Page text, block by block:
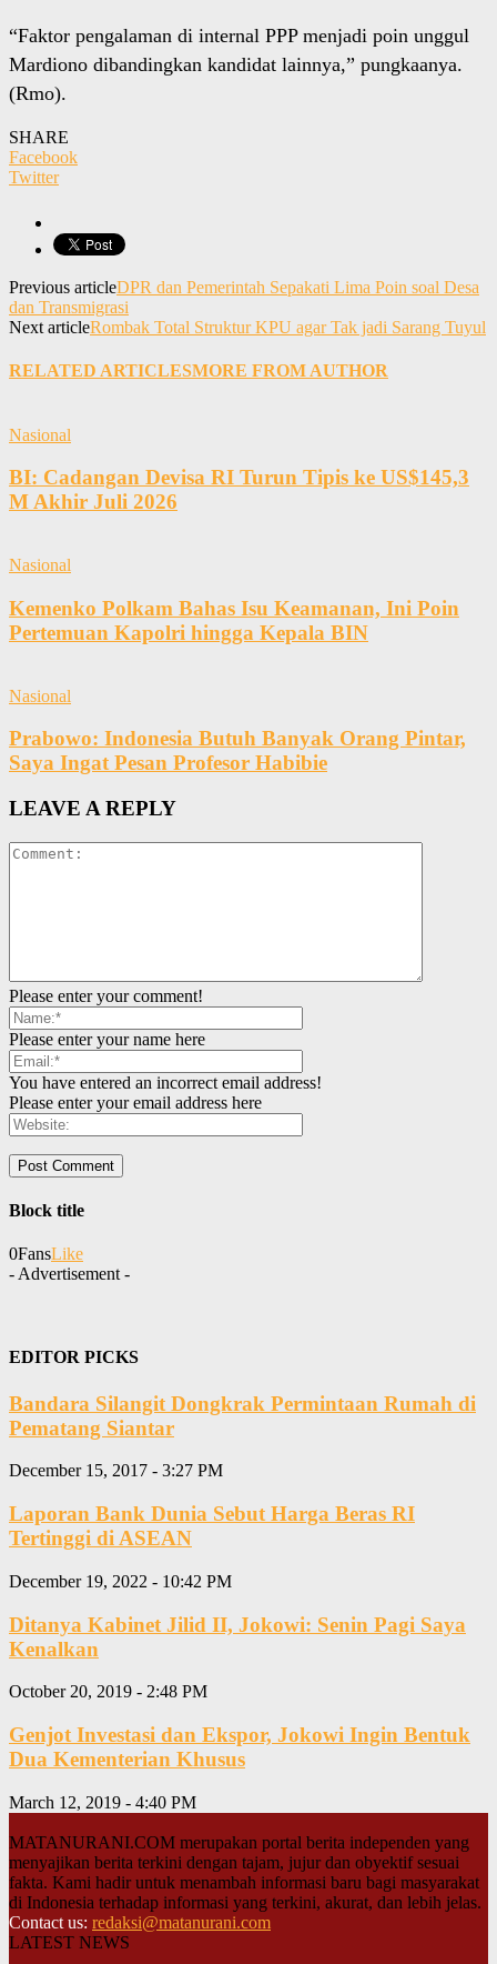
“Faktor pengalaman di internal PPP menjadi poin unggul
Mardiono dibandingkan kandidat lainnya,” pungkaanya.
(Rmo).
SHARE
Facebook
Twitter
Previous articleDPR dan Pemerintah Sepakati Lima Poin soal Desa
dan Transmigrasi
Next articleRombak Total Struktur KPU agar Tak jadi Sarang Tuyul
RELATED ARTICLESMORE FROM AUTHOR
Nasional
BI: Cadangan Devisa RI Turun Tipis ke US$145,3
M Akhir Juli 2026
Nasional
Kemenko Polkam Bahas Isu Keamanan, Ini Poin
Pertemuan Kapolri hingga Kepala BIN
Nasional
Prabowo: Indonesia Butuh Banyak Orang Pintar,
Saya Ingat Pesan Profesor Habibie
LEAVE A REPLY
Please enter your comment!
Please enter your name here
You have entered an incorrect email address!
Please enter your email address here
Block title
0FansLike
- Advertisement -
EDITOR PICKS
Bandara Silangit Dongkrak Permintaan Rumah di
Pematang Siantar
December 15, 2017 - 3:27 PM
Laporan Bank Dunia Sebut Harga Beras RI
Tertinggi di ASEAN
December 19, 2022 - 10:42 PM
Ditanya Kabinet Jilid II, Jokowi: Senin Pagi Saya
Kenalkan
October 20, 2019 - 2:48 PM
Genjot Investasi dan Ekspor, Jokowi Ingin Bentuk
Dua Kementerian Khusus
March 12, 2019 - 4:40 PM
MATANURANI.COM merupakan portal berita independen yang
menyajikan berita terkini dengan tajam, jujur dan obyektif sesuai
fakta. Kami hadir untuk menambah informasi baru bagi masyarakat
di Indonesia terhadap informasi yang terkini, akurat, dan lebih jelas.
Contact us: redaksi@matanurani.com
LATEST NEWS